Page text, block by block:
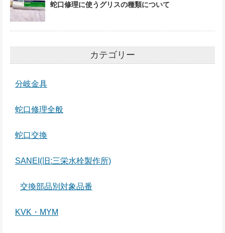
蛇口修理に使うグリスの種類について
カテゴリー
分岐金具
蛇口修理全般
蛇口交換
SANEI(旧:三栄水栓製作所)
交換部品別対象品番
KVK・MYM